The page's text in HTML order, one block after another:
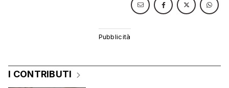
I CONTRIBUTI